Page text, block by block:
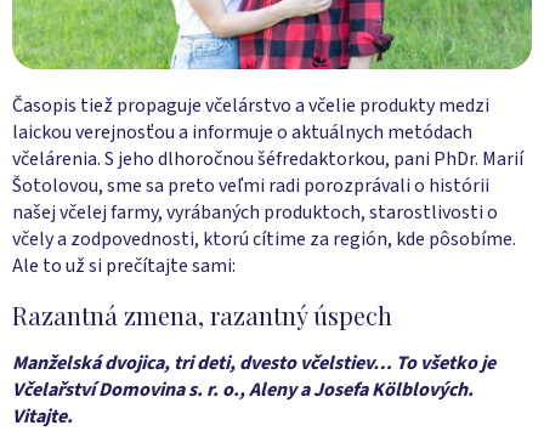
Časopis tiež propaguje včelárstvo a včelie produkty medzi
laickou verejnosťou a informuje o aktuálnych metódach
včelárenia. S jeho dlhoročnou šéfredaktorkou, pani PhDr. Marií
Šotolovou, sme sa preto veľmi radi porozprávali o histórii
našej včelej farmy, vyrábaných produktoch, starostlivosti o
včely a zodpovednosti, ktorú cítime za región, kde pôsobíme.
Ale to už si prečítajte sami:
Razantná zmena, razantný úspech
Manželská dvojica, tri deti, dvesto včelstiev… To všetko je
Včelařství Domovina s. r. o., Aleny a Josefa Kölblových.
Vitajte.